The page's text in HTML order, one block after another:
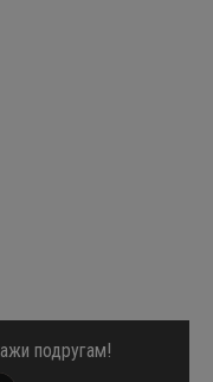
подругам!